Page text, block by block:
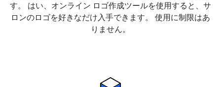
す。 はい、オンライン ロゴ作成ツールを使用すると、サ
ロンのロゴを好きなだけ入手できます。 使用に制限はあ
りません。